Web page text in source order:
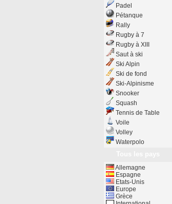
Padel
Pétanque
Rally
Rugby à 7
Rugby à XIII
Saut à ski
Ski Alpin
Ski de fond
Ski-Alpinisme
Snooker
Squash
Tennis de Table
Voile
Volley
Waterpolo
Allemagne
Espagne
Etats-Unis
Europe
Grèce